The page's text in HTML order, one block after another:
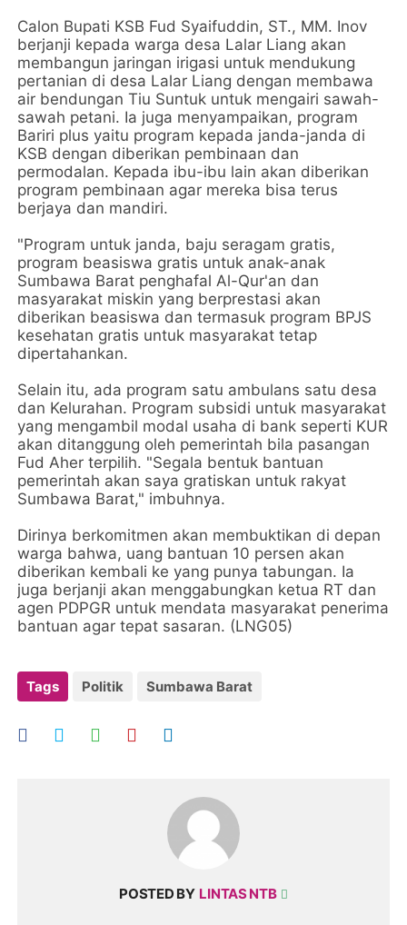
Calon Bupati KSB Fud Syaifuddin, ST., MM. Inov
berjanji kepada warga desa Lalar Liang akan
membangun jaringan irigasi untuk mendukung
pertanian di desa Lalar Liang dengan membawa
air bendungan Tiu Suntuk untuk mengairi sawah-
sawah petani. Ia juga menyampaikan, program
Bariri plus yaitu program kepada janda-janda di
KSB dengan diberikan pembinaan dan
permodalan. Kepada ibu-ibu lain akan diberikan
program pembinaan agar mereka bisa terus
berjaya dan mandiri.
"Program untuk janda, baju seragam gratis,
program beasiswa gratis untuk anak-anak
Sumbawa Barat penghafal Al-Qur'an dan
masyarakat miskin yang berprestasi akan
diberikan beasiswa dan termasuk program BPJS
kesehatan gratis untuk masyarakat tetap
dipertahankan.
Selain itu, ada program satu ambulans satu desa
dan Kelurahan. Program subsidi untuk masyarakat
yang mengambil modal usaha di bank seperti KUR
akan ditanggung oleh pemerintah bila pasangan
Fud Aher terpilih. "Segala bentuk bantuan
pemerintah akan saya gratiskan untuk rakyat
Sumbawa Barat," imbuhnya.
Dirinya berkomitmen akan membuktikan di depan
warga bahwa, uang bantuan 10 persen akan
diberikan kembali ke yang punya tabungan. Ia
juga berjanji akan menggabungkan ketua RT dan
agen PDPGR untuk mendata masyarakat penerima
bantuan agar tepat sasaran. (LNG05)
Tags Politik Sumbawa Barat
POSTED BY LINTAS NTB